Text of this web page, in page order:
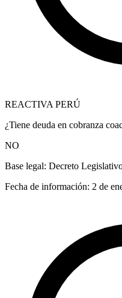
REACTIVA PERÚ
¿Tiene deuda en cobranza
NO
Base legal: Decreto
Fecha de información: 2 de